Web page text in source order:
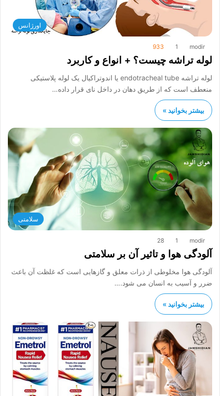
اورژانس
modir
1
933
لوله تراشه چیست؟ + انواع و کاربرد
لوله تراشه endotracheal tube یا اندوتراکیال یک لوله پلاستیکی
منعطف است که از طریق دهان در داخل نای قرار داده…
بیشتر بخوانید »
سلامتی
modir
1
28
آلودگی هوا و تاثیر آن بر سلامتی
آلودگی هوا مخلوطی از ذرات معلق و گازهایی است که غلظت آن باعث
ضرر و آسیب به انسان می شود.…
بیشتر بخوانید »